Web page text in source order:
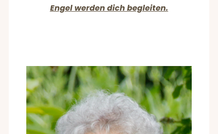
Engel werden dich begleiten.